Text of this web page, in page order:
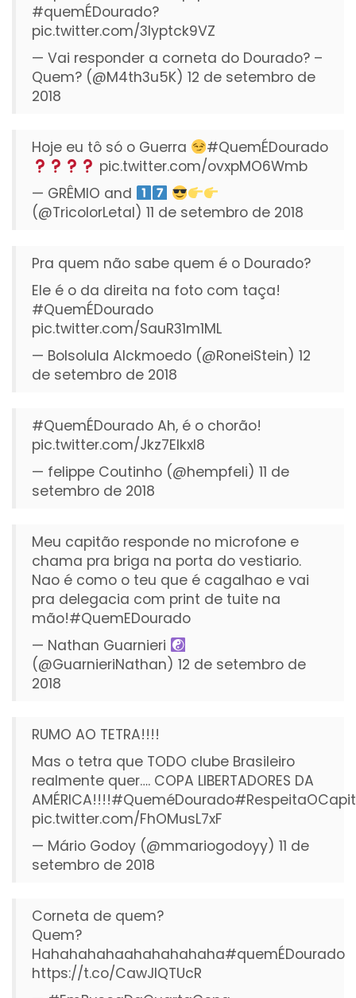
#quemÉDourado?
pic.twitter.com/3Iyptck9VZ
— Vai responder a corneta do Dourado? –
Quem? (@M4th3u5K) 12 de setembro de
2018
Hoje eu tô só o Guerra
#QuemÉDourado
pic.twitter.com/ovxpMO6Wmb
— GRÊMIO and
(@TricolorLetal) 11 de setembro de 2018
Pra quem não sabe quem é o Dourado?
Ele é o da direita na foto com taça!
#QuemÉDourado
pic.twitter.com/SauR31m1ML
— Bolsolula Alckmoedo (@RoneiStein) 12
de setembro de 2018
#QuemÉDourado Ah, é o chorão!
pic.twitter.com/Jkz7EIkxI8
— felippe Coutinho (@hempfeli) 11 de
setembro de 2018
Meu capitão responde no microfone e
chama pra briga na porta do vestiario.
Nao é como o teu que é cagalhao e vai
pra delegacia com print de tuite na
mão!#QuemEDourado
— Nathan Guarnieri
(@GuarnieriNathan) 12 de setembro de
2018
RUMO AO TETRA!!!!
Mas o tetra que TODO clube Brasileiro
realmente quer…. COPA LIBERTADORES DA
AMÉRICA!!!!#QueméDourado
pic.twitter.com/FhOMusL7xF
— Mário Godoy (@mmariogodoyy) 11 de
setembro de 2018
Corneta de quem?
Quem?
Hahahahahaahahahahaha#quemÉDourado
https://t.co/CawJlQTUcR